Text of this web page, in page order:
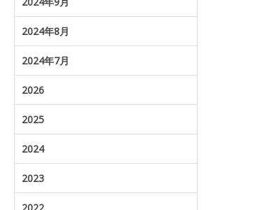
2024年8月
2024年7月
2026
2025
2024
2023